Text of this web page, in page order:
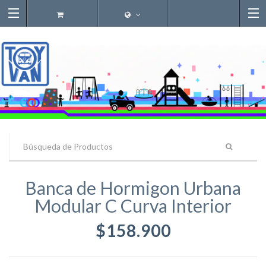
Banca de Hormigon Urbana
Modular C Curva Interior
$158.900